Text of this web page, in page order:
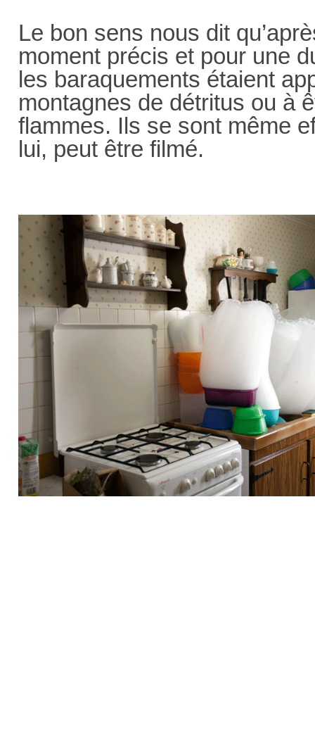
Le bon sens nous dit
moment précis et pour une
les baraquements étaient
montagnes de détritus ou à
flammes. Ils se sont même
lui, peut être filmé.